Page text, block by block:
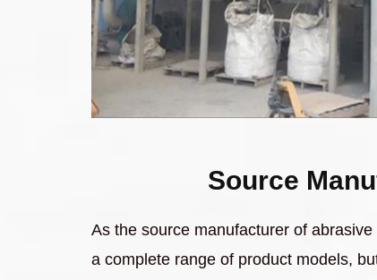
Source
As the source manufacturer of
a complete range of product models,